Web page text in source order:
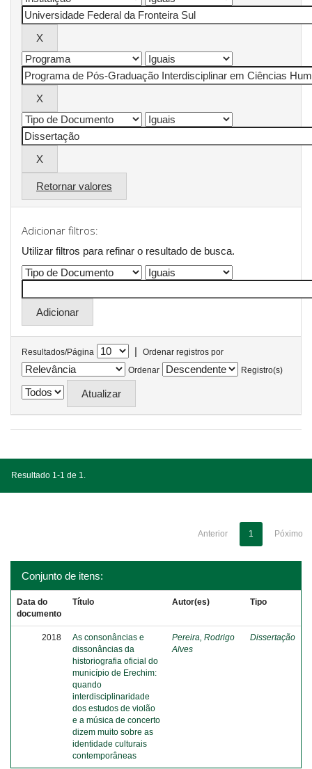
Retornar valores
Adicionar filtros:
Utilizar filtros para refinar o resultado de busca.
Resultados/Página |
Ordenar registros por
Ordenar
Registro(s)
Resultado 1-1 de 1.
Anterior 1 Póximo
Conjunto de itens:
Data do
documento
Título Autor(es) Tipo
2018
As consonâncias e
dissonâncias da
historiografia oficial do
município de Erechim:
quando
interdisciplinaridade
dos estudos de violão
e a música de concerto
dizem muito sobre as
identidade culturais
contemporâneas
Pereira, Rodrigo
Alves
Dissertação